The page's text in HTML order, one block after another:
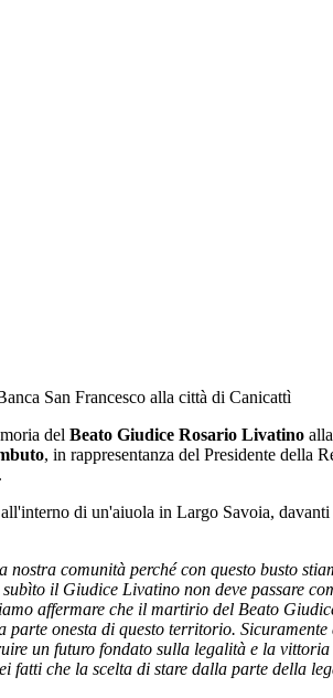
San Francesco alla città di Canicattì
del Beato Giudice Rosario Livatino
, in rappresentanza del Presidente della
di un'aiuola in Largo Savoia,
comunità perché con questo busto
il Giudice Livatino non deve passare
affermare che il martirio del Beato
onesta di questo territorio.
un futuro fondato sulla legalità e la
che la scelta di stare dalla parte della